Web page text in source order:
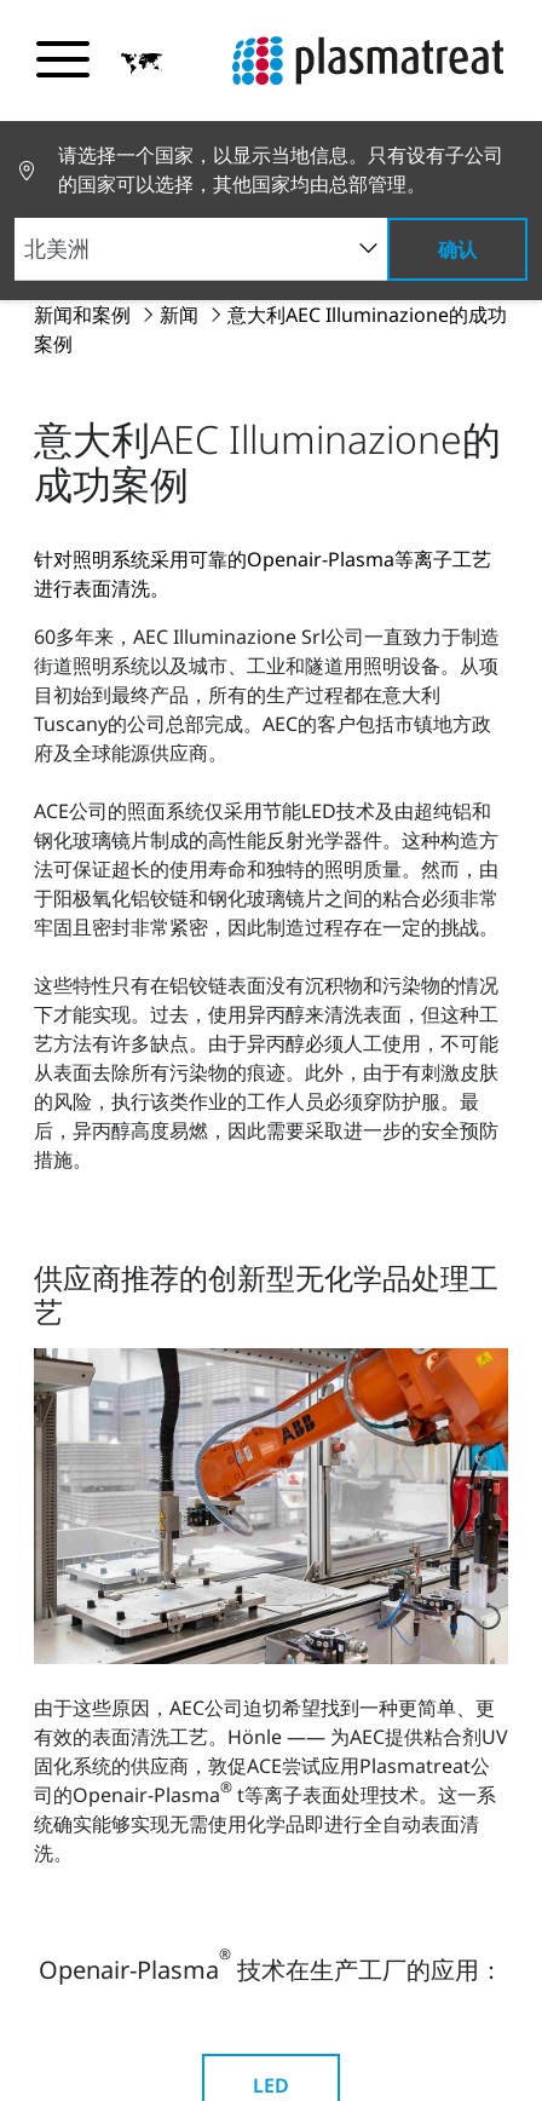
请选择一个国家，以显示当地信息。只有设有子公司
的国家可以选择，其他国家均由总部管理。
确认
新闻和案例 新闻
意大利AEC Illuminazione的成功
案例
意大利AEC Illuminazione的
成功案例
针对照明系统采用可靠的Openair-Plasma等离子工艺
进行表面清洗。
60多年来，AEC Illuminazione Srl公司一直致力于制造
街道照明系统以及城市、工业和隧道用照明设备。从项
目初始到最终产品，所有的生产过程都在意大利
Tuscany的公司总部完成。AEC的客户包括市镇地方政
府及全球能源供应商。
ACE公司的照面系统仅采用节能LED技术及由超纯铝和
钢化玻璃镜片制成的高性能反射光学器件。这种构造方
法可保证超长的使用寿命和独特的照明质量。然而，由
于阳极氧化铝铰链和钢化玻璃镜片之间的粘合必须非常
牢固且密封非常紧密，因此制造过程存在一定的挑战。
这些特性只有在铝铰链表面没有沉积物和污染物的情况
下才能实现。过去，使用异丙醇来清洗表面，但这种工
艺方法有许多缺点。由于异丙醇必须人工使用，不可能
从表面去除所有污染物的痕迹。此外，由于有刺激皮肤
的风险，执行该类作业的工作人员必须穿防护服。最
后，异丙醇高度易燃，因此需要采取进一步的安全预防
措施。
供应商推荐的创新型无化学品处理工
艺
由于这些原因，AEC公司迫切希望找到一种更简单、更
有效的表面清洗工艺。Hönle —— 为AEC提供粘合剂UV
固化系统的供应商，敦促ACE尝试应用Plasmatreat公
司的Openair-Plasma® t等离子表面处理技术。这一系
统确实能够实现无需使用化学品即进行全自动表面清
洗。
Openair-Plasma® 技术在生产工厂的应用：
LED